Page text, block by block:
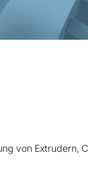
von Extrudern,